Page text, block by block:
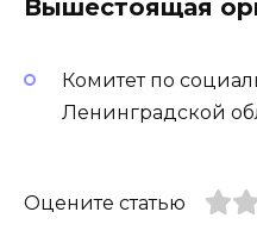
Вышестоящая
Комитет по
Ленинградской
Оцените статью